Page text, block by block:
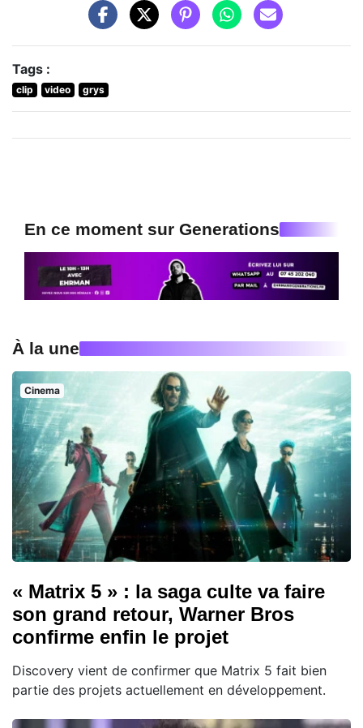
Tags :
clip video grys
En ce moment sur Generations
À la une
Cinema
« Matrix 5 » : la saga culte va faire
son grand retour, Warner Bros
confirme enfin le projet
Discovery vient de confirmer que Matrix 5 fait bien
partie des projets actuellement en développement.